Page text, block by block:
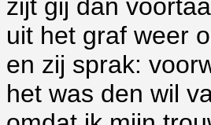
zijt gij dan
uit het graf weer
en zij sprak:
het was den wil